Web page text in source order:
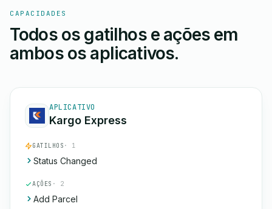
CAPACIDADES
Todos os gatilhos e ações em
ambos os aplicativos.
APLICATIVO
Kargo Express
GATILHOS · 1
Status Changed
AÇÕES · 2
Add Parcel